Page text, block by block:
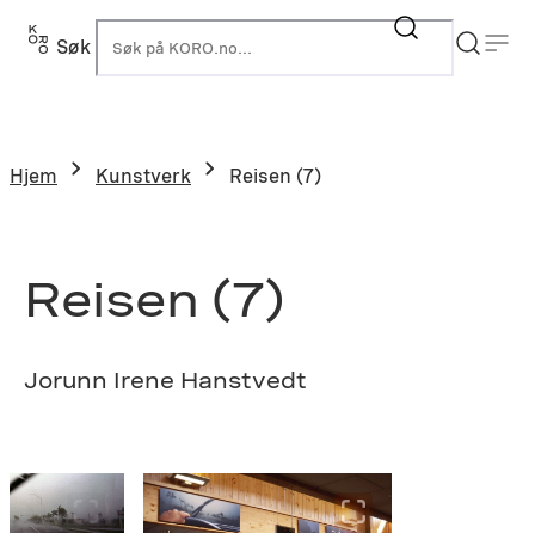
Hopp
Søk
Hjem Kunstverk Reisen (7)
Reisen (7)
Jorunn Irene Hanstvedt